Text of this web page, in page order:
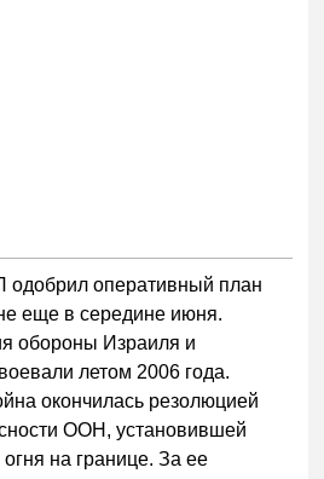
одобрил оперативный план
еще в середине июня.
обороны Израиля и
летом 2006 года.
окончилась резолюцией
ООН, установившей
на границе. За ее